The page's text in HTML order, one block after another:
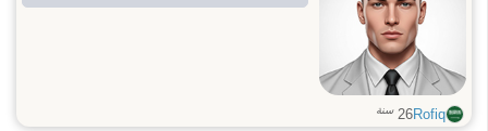
Rofiq
26 سنة